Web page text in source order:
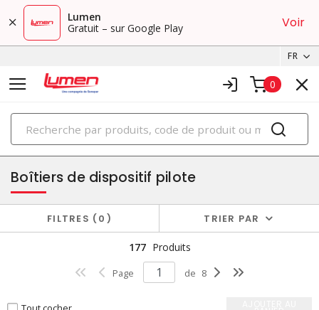
Lumen
Gratuit – sur Google Play
Voir
FR
0
PRODUITS
cabinets
Boîtiers de dispositif pilote
FILTRES 0 TRIER PAR
177 Produits
Page de 8